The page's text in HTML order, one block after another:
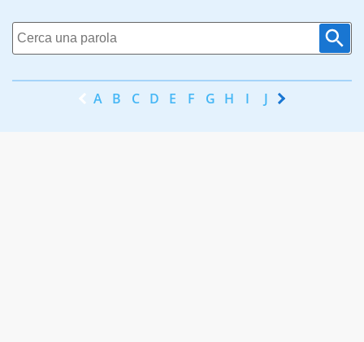
A B C D E F G H I J K